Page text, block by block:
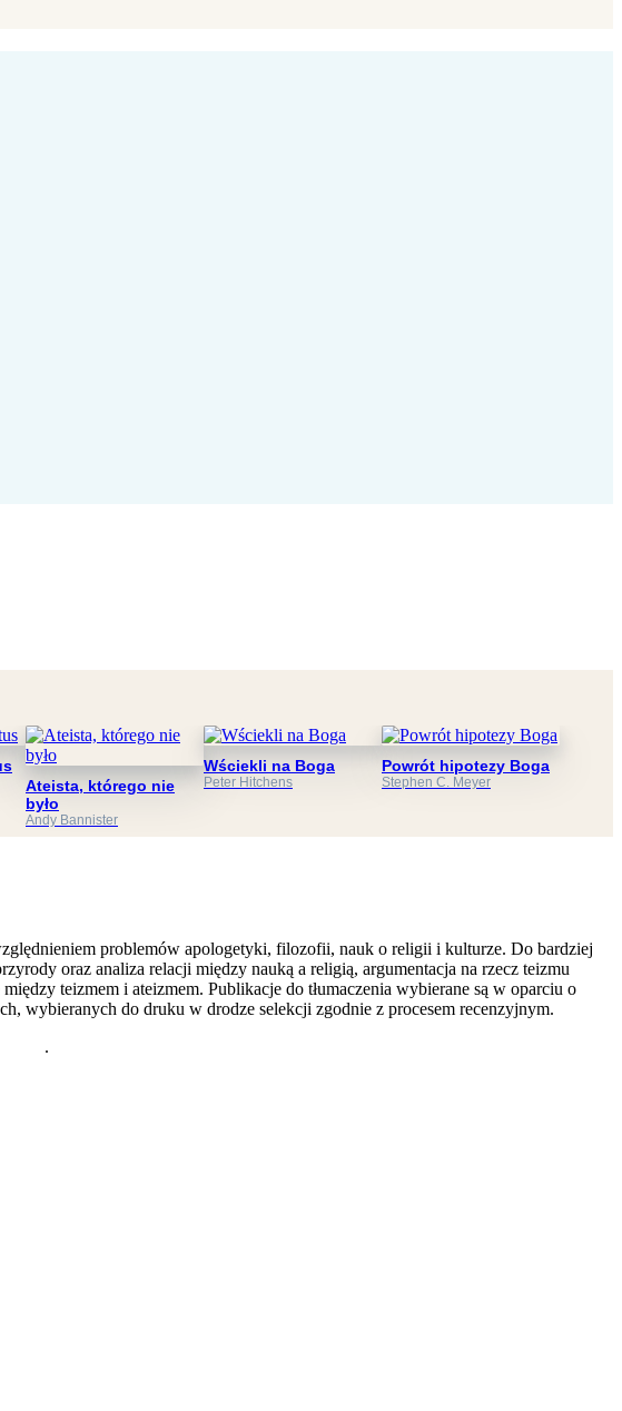
Ateista, którego nie
było
Andy Bannister
Wściekli na Boga
Peter Hitchens
Powrót hipotezy Boga
Stephen C. Meyer
problemów apologetyki, filozofii, nauk o religii i kulturze. Do bardziej
oraz analiza relacji między nauką a religią, argumentacja na rzecz teizmu
teizmem i ateizmem. Publikacje do tłumaczenia wybierane są w oparciu o
wybieranych do druku w drodze selekcji zgodnie z procesem recenzyjnym.
.